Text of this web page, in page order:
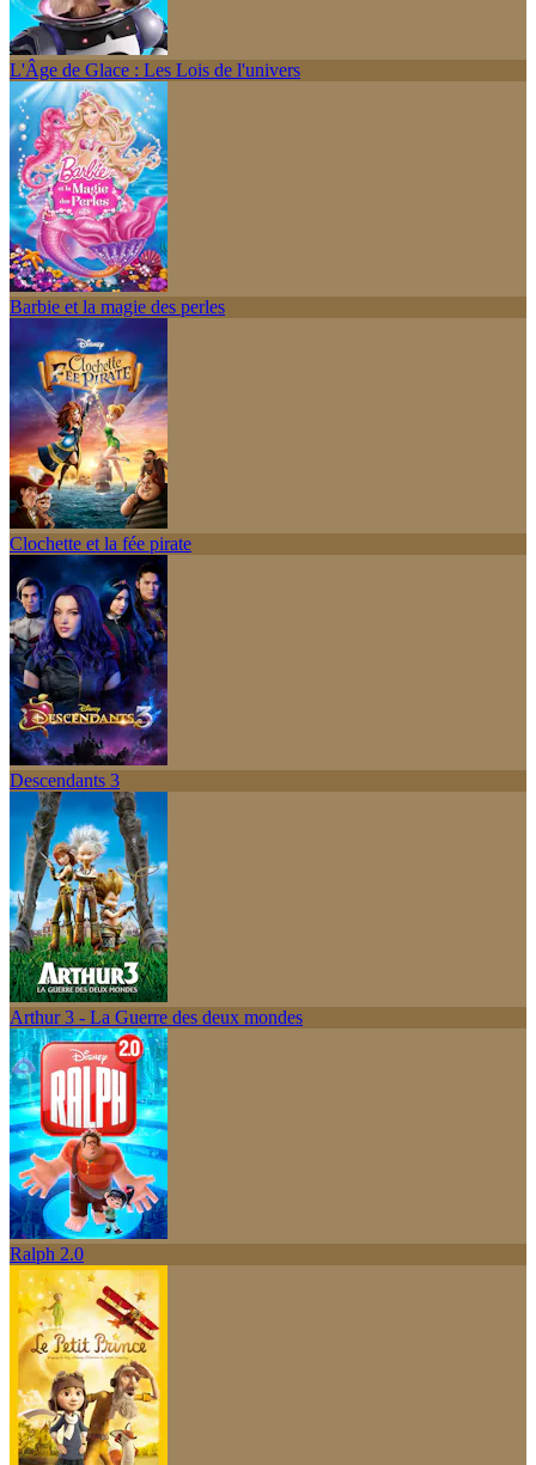
L'Âge de Glace : Les Lois de l'univers
Barbie et la magie des perles
Clochette et la fée pirate
Descendants 3
Arthur 3 - La Guerre des deux mondes
Ralph 2.0